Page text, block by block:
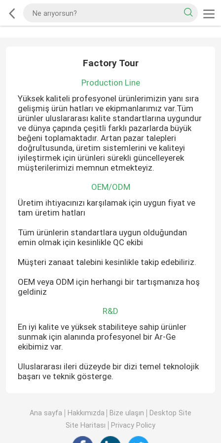
Factory Tour
Production Line
Yüksek kaliteli profesyonel ürünlerimizin yanı sıra
gelişmiş ürün hatları ve ekipmanlarımız var.Tüm
ürünler uluslararası kalite standartlarına uygundur
ve dünya çapında çeşitli farklı pazarlarda büyük
beğeni toplamaktadır. Artan pazar talepleri
doğrultusunda, üretim sistemlerini ve kaliteyi
iyileştirmek için ürünleri sürekli güncelleyerek
müşterilerimizi memnun etmekteyiz.
OEM/ODM
Üretim ihtiyacınızı karşılamak için uygun fiyat ve
tam üretim hatları
Tüm ürünlerin standartlara uygun olduğundan
emin olmak için kesinlikle QC ekibi
Müşteri zanaat talebini kesinlikle takip edebiliriz.
OEM veya ODM için herhangi bir tartışmanıza hoş
geldiniz
R&D
En iyi kalite ve yüksek stabiliteye sahip ürünler
sunmak için alanında profesyonel bir Ar-Ge
ekibimiz var.
Uluslararası ileri düzeyde bir dizi temel teknolojik
başarı ve teknik gösterge.
Ana sayfa Hakkımızda Bize ulaşın
Desktop Site
Site Haritası
Privacy Policy